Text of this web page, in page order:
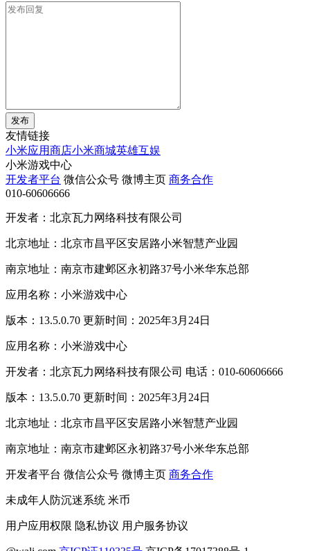
发布
友情链接
小米应用商店小米商城英雄互娱
小米游戏中心
开发者平台 微信公众号 微博主页 商务合作
010-60606666
开发者：北京瓦力网络科技有限公司
北京地址：北京市昌平区安居路小米智慧产业园
南京地址：南京市建邺区永初路37号小米华东总部
应用名称：小米游戏中心
版本：13.5.0.70 更新时间：2025年3月24日
应用名称：小米游戏中心
开发者：北京瓦力网络科技有限公司 电话：010-60606666
版本：13.5.0.70 更新时间：2025年3月24日
北京地址：北京市昌平区安居路小米智慧产业园
南京地址：南京市建邺区永初路37号小米华东总部
开发者平台 微信公众号 微博主页 商务合作
未成年人防沉迷系统 米币
用户应用权限 隐私协议 用户服务协议